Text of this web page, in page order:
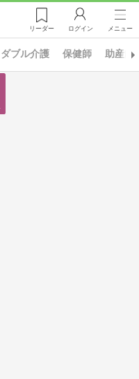
リーダー ログイン メニュー
ダブル介護 保健師 助産師